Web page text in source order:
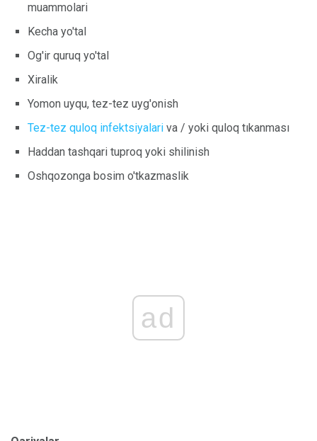
muammolari
Kecha yo'tal
Og'ir quruq yo'tal
Xiralik
Yomon uyqu, tez-tez uyg'onish
Tez-tez quloq infektsiyalari va / yoki quloq tıkanması
Haddan tashqari tuproq yoki shilinish
Oshqozonga bosim o'tkazmaslik
ad